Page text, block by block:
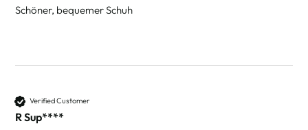
Schöner, bequemer Schuh
Verified Customer
R Sup****